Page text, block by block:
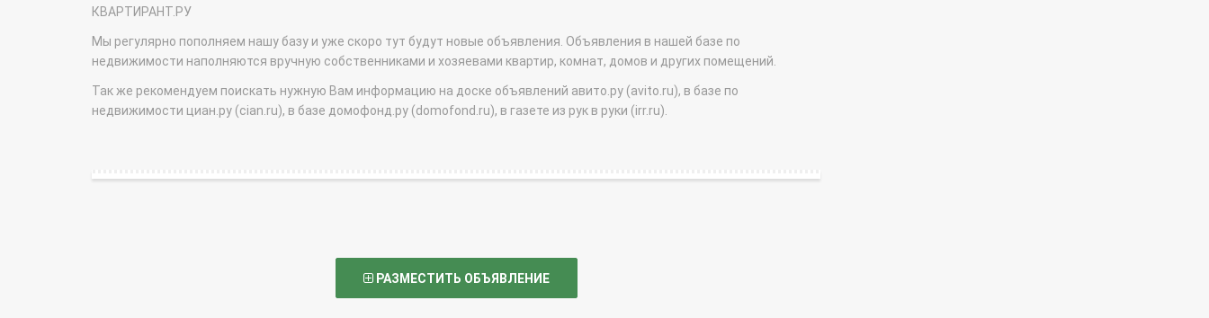
КВАРТИРАНТ.РУ
Мы регулярно пополняем нашу базу и уже скоро тут будут новые объявления. Объявления в нашей базе по
недвижимости наполняются вручную собственниками и хозяевами квартир, комнат, домов и других помещений.
Так же рекомендуем поискать нужную Вам информацию на доске объявлений авито.ру (avito.ru), в базе по
недвижимости циан.ру (cian.ru), в базе домофонд.ру (domofond.ru), в газете из рук в руки (irr.ru).
РАЗМЕСТИТЬ ОБЪЯВЛЕНИЕ